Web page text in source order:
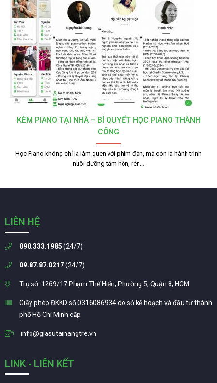
KÈM PIANO TẠI NHÀ – BÍ QUYẾT HỌC PIANO THÀNH
CÔNG
Học Piano không chỉ là làm quen với phím đàn, mà còn là hành trình
nuôi dưỡng tâm hồn, rèn…
LIÊN HỆ
090.333.1985 (24/7)
09.87.87.0217(24/7)
Trụ sở: 1269/17 Phạm Thế Hiển, Phường 5, Quận 8, HCM
Giấy phép ĐKKD số 0316086934 do sở kế hoạch và đầu tư thành
phố Hồ Chí Minh cấp
info@giasutainangtre.vn
LINK - LIÊN KẾT